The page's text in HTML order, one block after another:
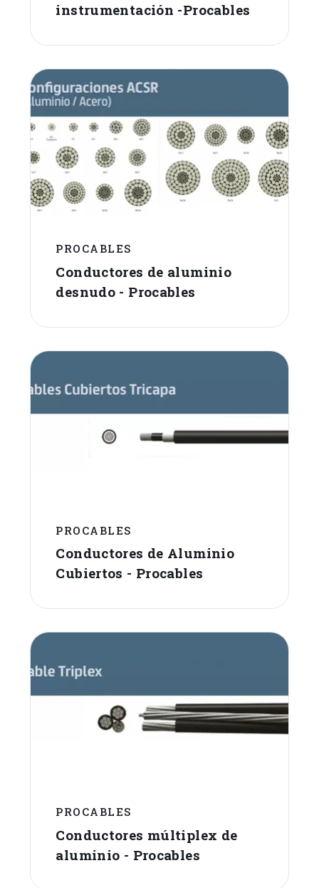
instrumentación -Procables
PROCABLES
Conductores de aluminio
desnudo - Procables
PROCABLES
Conductores de Aluminio
Cubiertos - Procables
PROCABLES
Conductores múltiplex de
aluminio - Procables